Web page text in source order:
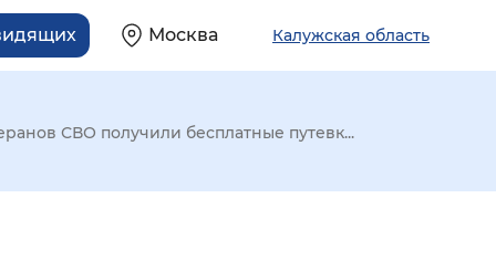
Москва Калужская область
СВО получили бесплатные путевк...